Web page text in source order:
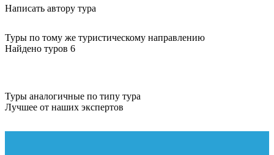
Написать автору тура
Туры по тому же туристическому направлению
Найдено туров 6
Туры аналогичные по типу тура
Лучшее от наших экспертов